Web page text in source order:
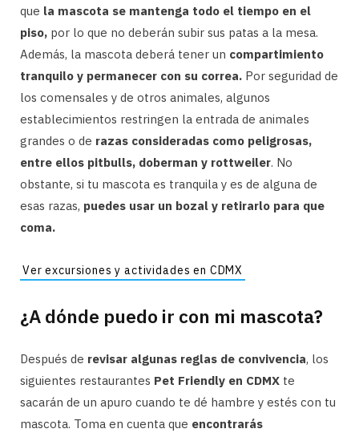
que la mascota se mantenga todo el tiempo en el
piso, por lo que no deberán subir sus patas a la mesa.
Además, la mascota deberá tener un compartimiento
tranquilo y permanecer con su correa. Por seguridad de
los comensales y de otros animales, algunos
establecimientos restringen la entrada de animales
grandes o de razas consideradas como peligrosas,
entre ellos pitbulls, doberman y rottweiler. No
obstante, si tu mascota es tranquila y es de alguna de
esas razas, puedes usar un bozal y retirarlo para que
coma.
Ver excursiones y actividades en CDMX
¿A dónde puedo ir con mi mascota?
Después de revisar algunas reglas de convivencia, los
siguientes restaurantes Pet Friendly en CDMX te
sacarán de un apuro cuando te dé hambre y estés con tu
mascota. Toma en cuenta que encontrarás